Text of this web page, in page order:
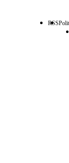
RSS